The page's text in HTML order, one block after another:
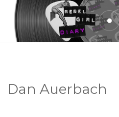
Dan Auerbach